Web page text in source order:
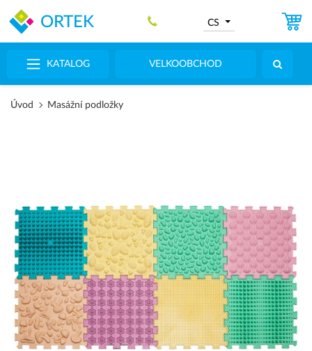
ORTEK
KATALOG VELKOOBCHOD
CS
Úvod Masážní podložky